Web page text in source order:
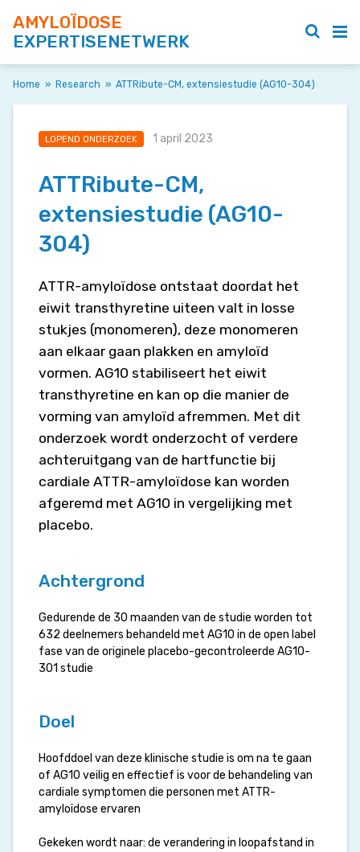
AMYLOÏDOSE
EXPERTISENETWERK
Home » Research » ATTRibute-CM, extensiestudie (AG10-304)
LOPEND ONDERZOEK 1 april 2023
ATTRibute-CM,
extensiestudie (AG10-
304)
ATTR-amyloïdose ontstaat doordat het
eiwit transthyretine uiteen valt in losse
stukjes (monomeren), deze monomeren
aan elkaar gaan plakken en amyloïd
vormen. AG10 stabiliseert het eiwit
transthyretine en kan op die manier de
vorming van amyloïd afremmen. Met dit
onderzoek wordt onderzocht of verdere
achteruitgang van de hartfunctie bij
cardiale ATTR-amyloïdose kan worden
afgeremd met AG10 in vergelijking met
placebo.
Achtergrond
Gedurende de 30 maanden van de studie worden tot
632 deelnemers behandeld met AG10 in de open label
fase van de originele placebo-gecontroleerde AG10-
301 studie
Doel
Hoofddoel van deze klinische studie is om na te gaan
of AG10 veilig en effectief is voor de behandeling van
cardiale symptomen die personen met ATTR-
amyloïdose ervaren
Gekeken wordt naar: de verandering in loopafstand in